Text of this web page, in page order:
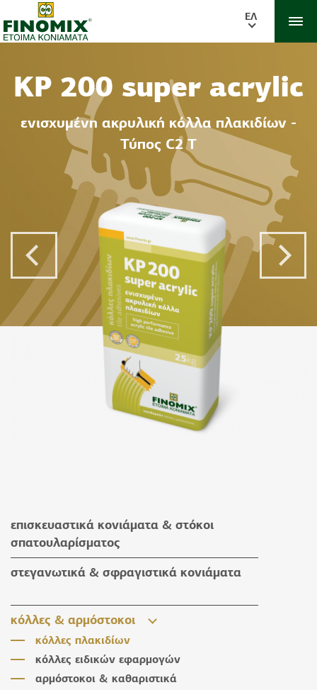
ΕΛ
KP 200 super acrylic
ενισχυμένη ακρυλική κόλλα πλακιδίων -
Τύπος C2 T
Previous Post
επισκευαστικά κονιάματα & στόκοι
σπατουλαρίσματος
επισκευαστικά κονιάματα
στόκοι σπατουλαρίσματος
στεγανωτικά & σφραγιστικά κονιάματα
στεγανωτικά & σφραγιστικά κονιάματα
βοηθητικά υλικά
κόλλες & αρμόστοκοι
κόλλες πλακιδίων
κόλλες ειδικών εφαρμογών
αρμόστοκοι & καθαριστικά